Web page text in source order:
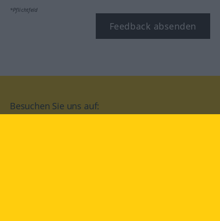
*Pflichtfeld
Feedback absenden
Besuchen Sie uns auf: